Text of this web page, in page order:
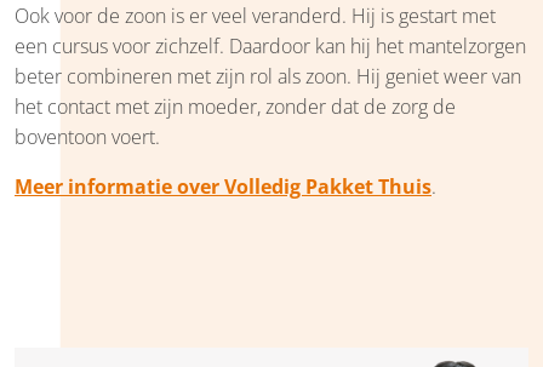
Ook voor de zoon is er veel veranderd. Hij is gestart met
een cursus voor zichzelf. Daardoor kan hij het mantelzorgen
beter combineren met zijn rol als zoon. Hij geniet weer van
het contact met zijn moeder, zonder dat de zorg de
boventoon voert.
Meer informatie over Volledig Pakket Thuis.